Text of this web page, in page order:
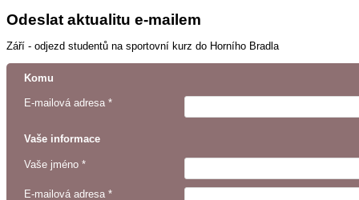
Odeslat aktualitu e-mailem
Září - odjezd studentů na sportovní kurz do Horního Bradla
Komu
E-mailová adresa *
Vaše informace
Vaše jméno *
E-mailová adresa *